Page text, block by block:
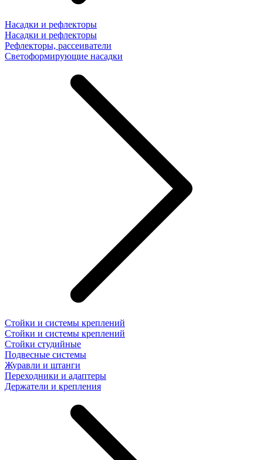
Насадки и рефлекторы
Насадки и рефлекторы
Рефлекторы, рассеиватели
Светоформирующие насадки
Стойки и системы креплений
Стойки и системы креплений
Стойки студийные
Подвесные системы
Журавли и штанги
Переходники и адаптеры
Держатели и крепления